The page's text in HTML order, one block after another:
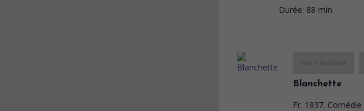
Durée: 88 min.
Blanchette
Fr. 1937.